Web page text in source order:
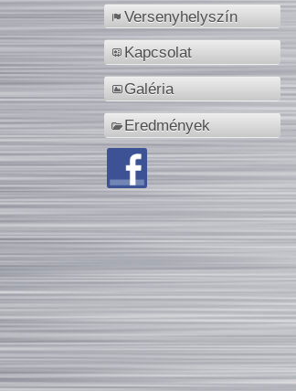
Versenyhelyszín
Kapcsolat
Galéria
Eredmények